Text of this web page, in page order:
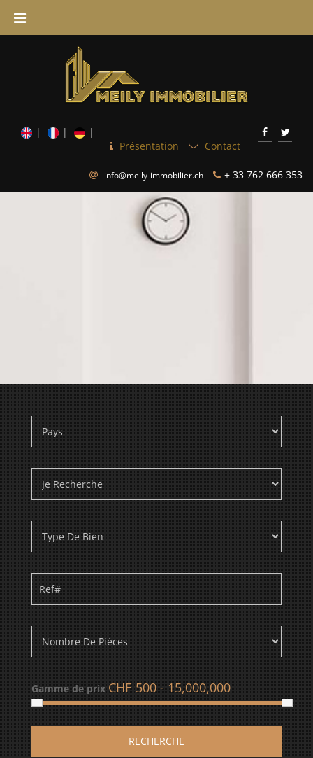
Présentation Contact
info@meily-immobilier.ch + 33 762 666 353
Gamme de prix CHF
RECHERCHE